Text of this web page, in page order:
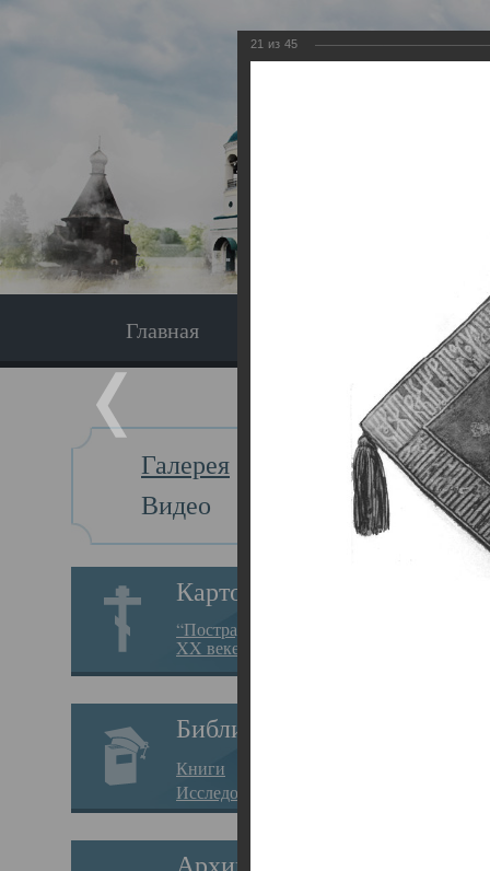
Главная
Галерея
Видео
Картотека
“Пострадавшие за веру в
XX веке на Севере”
Библиотека
Книги
Исследования
Главная
21 из 45